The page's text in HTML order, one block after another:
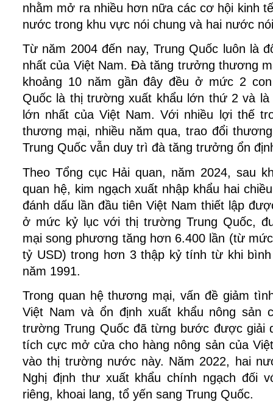
nhằm mở ra nhiều hơn nữa các cơ hội kinh
nước trong khu vực nói chung và hai nước
Từ năm 2004 đến nay, Trung Quốc luôn là
nhất của Việt Nam. Đà tăng trưởng thương
khoảng 10 năm gần đây đều ở mức 2
Quốc là thị trường xuất khẩu lớn thứ 2 và
lớn nhất của Việt Nam. Với nhiều lợi thế
thương mại, nhiều năm qua, trao đổi
Trung Quốc vẫn duy trì đà tăng trưởng ổn
Theo Tổng cục Hải quan, năm 2024, sau
quan hệ, kim ngạch xuất nhập khẩu hai
đánh dấu lần đầu tiên Việt Nam thiết lập
ở mức kỷ lục với thị trường Trung Quốc,
mại song phương tăng hơn 6.400 lần (từ
tỷ USD) trong hơn 3 thập kỷ tính từ khi
năm 1991.
Trong quan hệ thương mại, vấn đề giảm
Việt Nam và ổn định xuất khẩu nông sản
trường Trung Quốc đã từng bước được giải
tích cực mở cửa cho hàng nông sản của
vào thị trường nước này. Năm 2022, hai
Nghị định thư xuất khẩu chính ngạch đối
riêng, khoai lang, tổ yến sang Trung Quốc.